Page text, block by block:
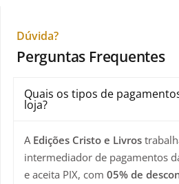
Dúvida?
Perguntas Frequentes
Quais os tipos de
loja?
A Edições Cristo e Livros
intermediador de pagamentos
e aceita PIX, com 05% de